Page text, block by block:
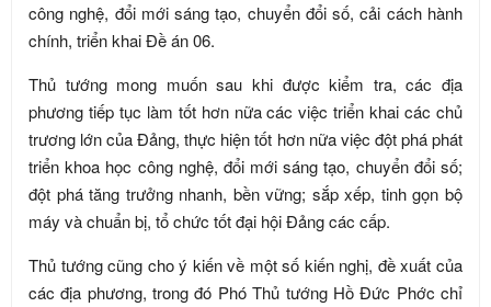
công nghệ, đổi mới sáng tạo, chuyển đổi số, cải cách hành
chính, triển khai Đề án 06.
Thủ tướng mong muốn sau khi được kiểm tra, các địa
phương tiếp tục làm tốt hơn nữa các việc triển khai các chủ
trương lớn của Đảng, thực hiện tốt hơn nữa việc đột phá phát
triển khoa học công nghệ, đổi mới sáng tạo, chuyển đổi số;
đột phá tăng trưởng nhanh, bền vững; sắp xếp, tinh gọn bộ
máy và chuẩn bị, tổ chức tốt đại hội Đảng các cấp.
Thủ tướng cũng cho ý kiến về một số kiến nghị, đề xuất của
các địa phương, trong đó Phó Thủ tướng Hồ Đức Phớc chỉ